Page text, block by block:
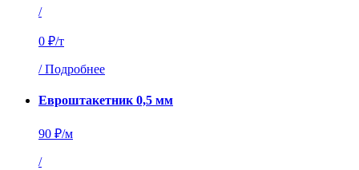
/
0 ₽/т
/ Подробнее
Евроштакетник 0,5 мм
90 ₽/м
/